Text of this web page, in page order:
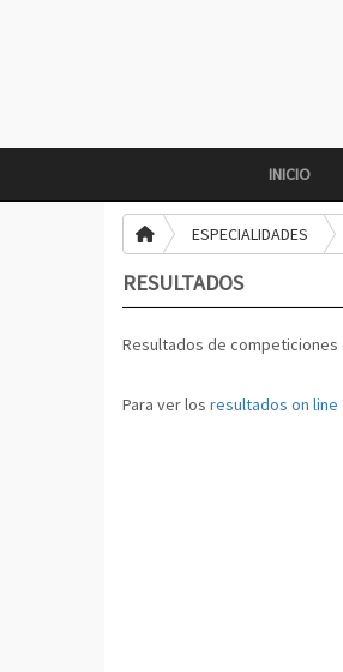
INICIO
ESPECIALIDADES
RESULTADOS
Resultados de competiciones
Para ver los resultados on line